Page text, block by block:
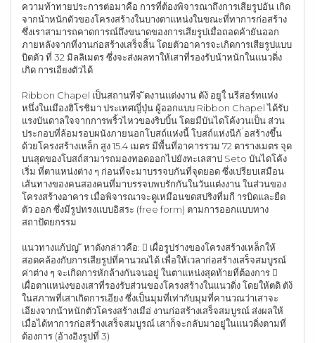
ความท้าทายประการต่อมาคือ การที่ต้องพิจารณาถึงการเสียรูปอัน เกิด
จากน้าหนักตัวของโครงสร้างในบางตาแหน่งในขณะที่ทาการก่อสร้าง
ซึ่งเราสามารถคาดการณ์ถึงขนาดของการเสียรูปเมื่อถอดค้ายันออก
ภายหลังจากที่งานก่อสร้างเสร็จสิ้น โดยตัวอาคารจะเกิดการเสียรูปแบบ
บิตตัว ที่ 32 มิลลิเมตร ซึ่งจะส่งผลทาให้เสาที่รองรับน้าหนักในแนวดิ่ง
เกิด การเอียงตัวได้
Ribbon Chapel เป็นสถานทีจ่ ัดงานแต่งงาน ตัง้ อยูใ่ นรีสอร์ทแห่ง
หนึ่งในเมืองฮิโรชิมา ประเทศญี่ปุ่น ผู้ออกแบบ Ribbon Chapel ได้รับ
แรงบันดาลใจจากการพริ้วไหวของริบบิ้น โดยมีบันไดโค้งวนเป็น ส่วน
ประกอบที่ล้อมรอบผนังภายนอกโบสถ์แห่งนี้ โบสถ์แห่งนีก้ ่อสร้างขึ้น
ด้วยโครงสร้างเหล็ก สูง 15.4 เมตร มีพื้นที่อาคารรวม 72 ตารางเมตร จุด
บนสุดของโบสถ์สามารถมองทอดออกไปยังทะเลสาป Seto บันไดโค้ง
เริ่ม ที่ตาแหน่งต่าง ๆ ก่อนที่จะมาบรรจบกันที่จุดยอด ซึ่งเปรียบเสมือน
เส้นทางของคนสองคนที่มาบรรจบพบรักกันในวันแต่งงาน ในส่วนของ
โครงสร้างอาคาร เมื่อพิจารณาจะดูเหมือนขดสปริงที่มกี ารบิดและยืด
ตัว ออก ซึ่งมีรูปทรงแบบอิสระ (free form) ตามการออกแบบทาง
สถาปัตยกรรม
แนวทางแก้ปญ ั หาดังกล่าวคือ:  เผื่อรูปร่างของโครงสร้างเหล็กให้
สอดคล้องกับการเสียรูปที่คานวณได้ เพื่อให้เวลาก่อสร้างเสร็จสมบูรณ์
ค่าต่าง ๆ จะเกิดการหักล้างกันจนอยู่ ในตาแหน่งสุดท้ายที่ต้องการ 
เผื่อตาแหน่งของเสาที่รองรับส่วนของโครงสร้างในแนวดิ่ง โดยให้ตดิ ตัง้
ในสภาพที่เสาเกิดการเอียง ซึ่งเป็นมุมที่เท่ากับมุมที่คานวณว่าเสาจะ
เอียงจากน้าหนักตัวโครงสร้างเมือ่ งานก่อสร้างเสร็จสมบูรณ์ ส่งผลให้
เมื่อได้ทาการก่อสร้างเสร็จสมบูรณ์ เสาก็จะกลับมาอยู่ในแนวดิ่งตามที่
ต้องการ (อ้างอิงรูปที่ 3)